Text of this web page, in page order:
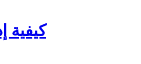
كيفية